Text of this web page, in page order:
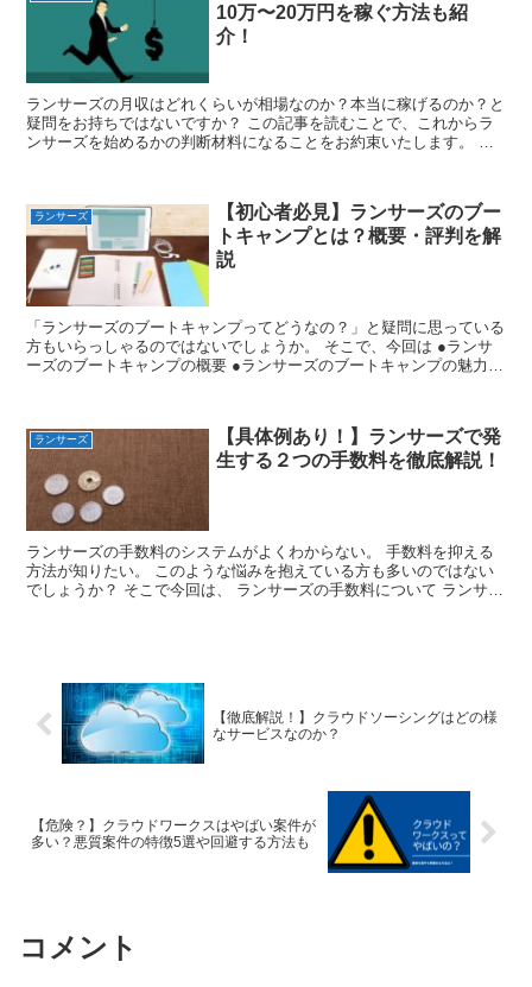
10万〜20万円を稼ぐ方法も紹
介！
ランサーズの月収はどれくらいが相場なのか？本当に稼げるのか？と
疑問をお持ちではないですか？ この記事を読むことで、これからラ
ンサーズを始めるかの判断材料になることをお約束いたします。 こ
ランサーズ
【初心者必見】ランサーズのブー
トキャンプとは？概要・評判を解
説
「ランサーズのブートキャンプってどうなの？」と疑問に思っている
方もいらっしゃるのではないでしょうか。 そこで、今回は ●ランサ
ーズのブートキャンプの概要 ●ランサーズのブートキャンプの魅力 ●
ランサーズ
【具体例あり！】ランサーズで発
生する２つの手数料を徹底解説！
ランサーズの手数料のシステムがよくわからない。 手数料を抑える
方法が知りたい。 このような悩みを抱えている方も多いのではない
でしょうか？ そこで今回は、 ランサーズの手数料について ランサー
【徹底解説！】クラウドソーシングはどの様
なサービスなのか？
【危険？】クラウドワークスはやばい案件が
多い？悪質案件の特徴5選や回避する方法も
コメント